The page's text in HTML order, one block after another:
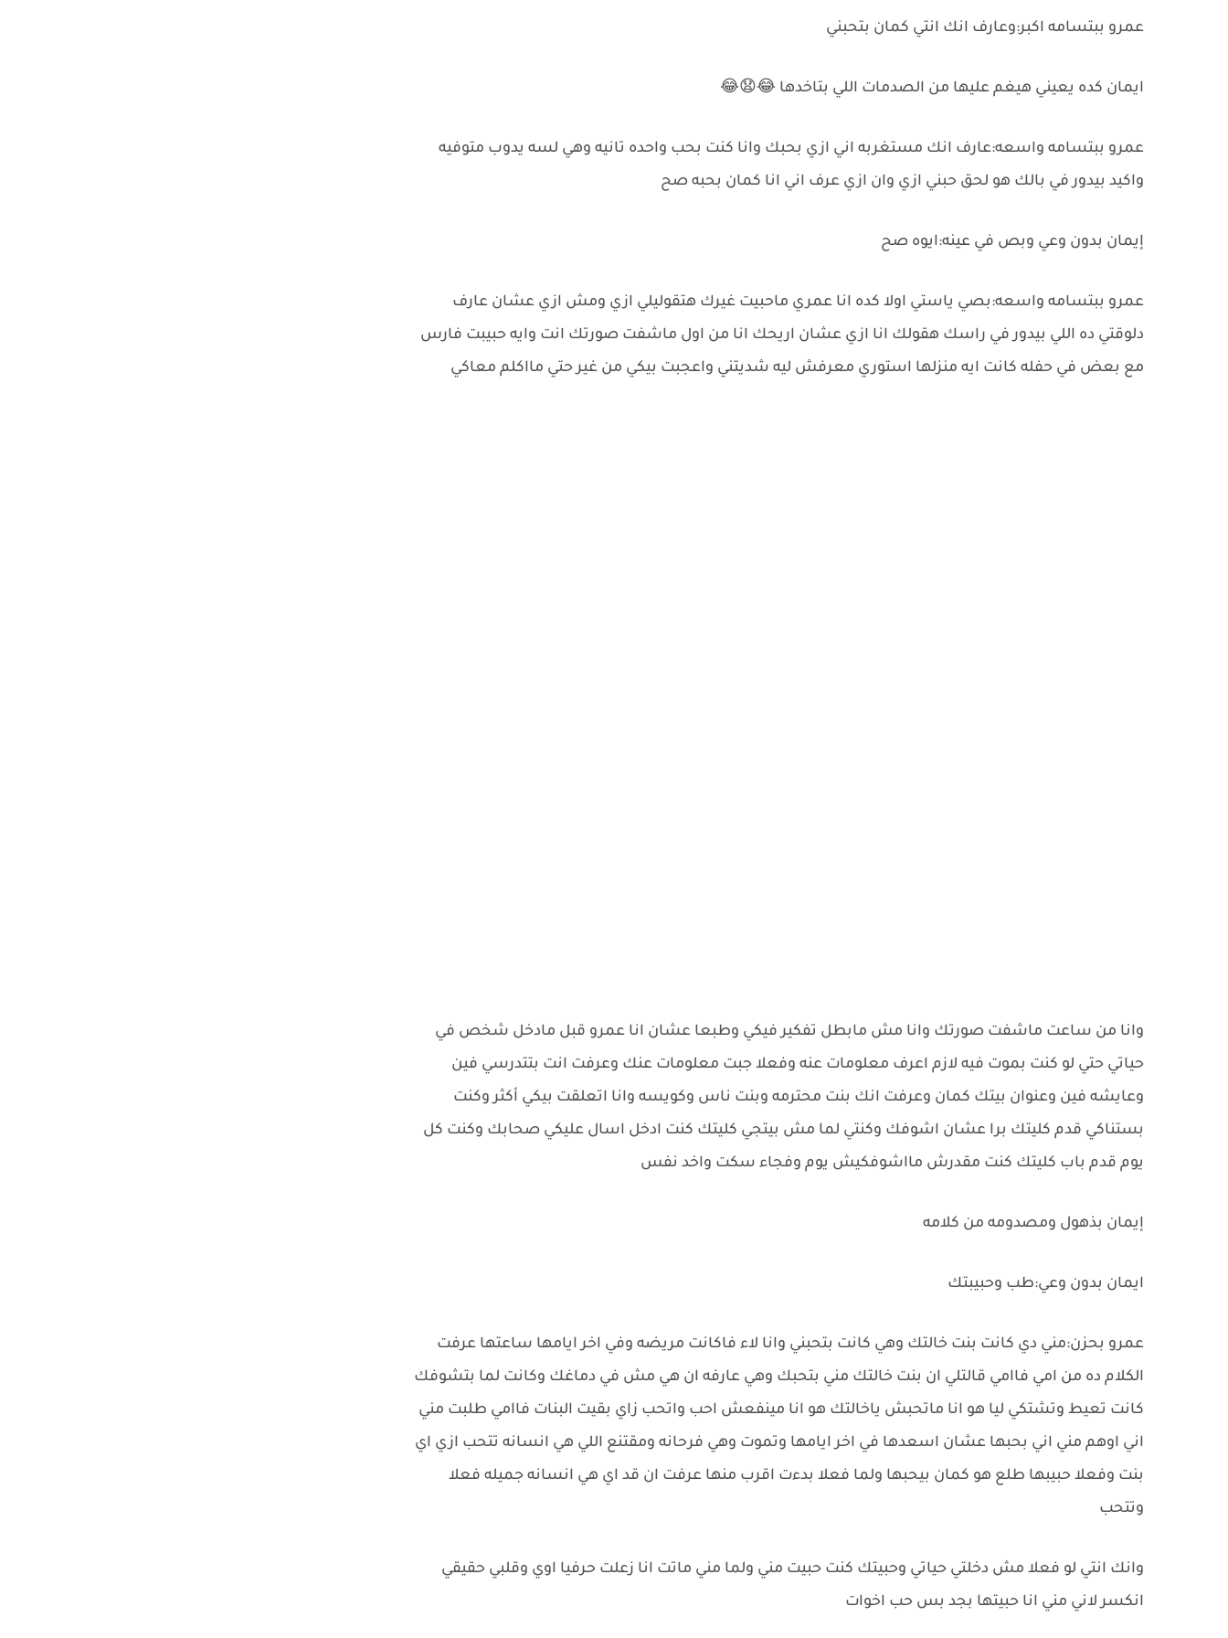
عمرو ببتسامه اكبر:وعارف انك انتي كمان بتحبني
ايمان كده يعيني هيغم عليها من الصدمات اللي بتاخدها 😂😧😂
عمرو ببتسامه واسعه:عارف انك مستغربه اني ازي بحبك وانا كنت بحب واحده تانيه وهي لسه يدوب متوفيه
واكيد بيدور في بالك هو لحق حبني ازي وان ازي عرف اني انا كمان بحبه صح
إيمان بدون وعي وبص في عينه:ايوه صح
عمرو ببتسامه واسعه:بصي ياستي اولا كده انا عمري ماحبيت غيرك هتقوليلي ازي ومش ازي عشان عارف
دلوقتي ده اللي بيدور في راسك هقولك انا ازي عشان اريحك انا من اول ماشفت صورتك انت وايه حبيبت فارس
مع بعض في حفله كانت ايه منزلها استوري معرفش ليه شديتني واعجبت بيكي من غير حتي مااكلم معاكي
وانا من ساعت ماشفت صورتك وانا مش مابطل تفكير فيكي وطبعا عشان انا عمرو قبل مادخل شخص في
حياتي حتي لو كنت بموت فيه لازم اعرف معلومات عنه وفعلا جبت معلومات عنك وعرفت انت بتتدرسي فين
وعايشه فين وعنوان بيتك كمان وعرفت انك بنت محترمه وبنت ناس وكويسه وانا اتعلقت بيكي أكثر وكنت
بستناكي قدم كليتك برا عشان اشوفك وكنتي لما مش بيتجي كليتك كنت ادخل اسال عليكي صحابك وكنت كل
يوم قدم باب كليتك كنت مقدرش مااشوفكيش يوم وفجاء سكت واخد نفس
إيمان بذهول ومصدومه من كلامه
ايمان بدون وعي:طب وحبيبتك
عمرو بحزن:مني دي كانت بنت خالتك وهي كانت بتحبني وانا لاء فاكانت مريضه وفي اخر ايامها ساعتها عرفت
الكلام ده من امي فاامي قالتلي ان بنت خالتك مني بتحبك وهي عارفه ان هي مش في دماغك وكانت لما بتشوفك
كانت تعيط وتشتكي ليا هو انا ماتحبش ياخالتك هو انا مينفعش احب واتحب زاي بقيت البنات فاامي طلبت مني
اني اوهم مني اني بحبها عشان اسعدها في اخر ايامها وتموت وهي فرحانه ومقتنع اللي هي انسانه تتحب ازي اي
بنت وفعلا حبيبها طلع هو كمان بيحبها ولما فعلا بدءت اقرب منها عرفت ان قد اي هي انسانه جميله فعلا
وتتحب
وانك انتي لو فعلا مش دخلتي حياتي وحبيتك كنت حبيت مني ولما مني ماتت انا زعلت حرفيا اوي وقلبي حقيقي
انكسر لاني مني انا حبيتها بجد بس حب اخوات